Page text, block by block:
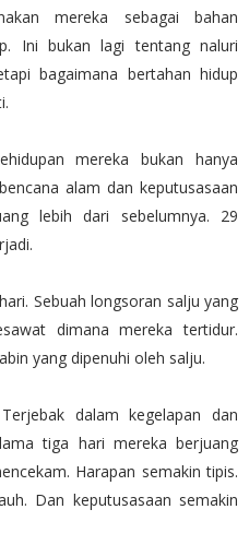
mereka sebagai bahan
Ini bukan lagi tentang naluri
bagaimana bertahan hidup
mereka bukan hanya
alam dan keputusasaan
lebih dari sebelumnya. 29
Sebuah longsoran salju yang
dimana mereka tertidur.
yang dipenuhi oleh salju.
dalam kegelapan dan
tiga hari mereka berjuang
Harapan semakin tipis.
Dan keputusasaan semakin